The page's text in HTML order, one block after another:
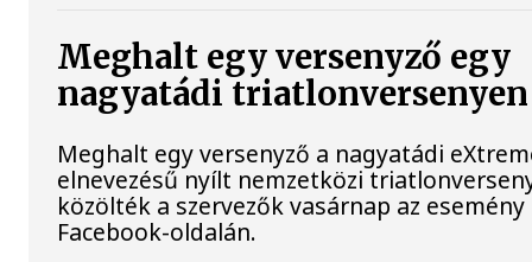
Meghalt egy versenyző egy
nagyatádi triatlonversenyen
Meghalt egy versenyző a nagyatádi
elnevezésű nyílt nemzetközi
közölték a szervezők vasárnap az esemény
Facebook-oldalán.